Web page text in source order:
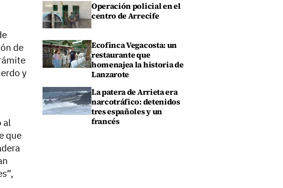
de
y
al
que
Operación policial en el
centro de Arrecife
Ecofinca Vegacosta: un
restaurante que
homenajea la historia de
Lanzarote
La patera de Arrieta era
narcotráfico: detenidos
tres españoles y un
francés